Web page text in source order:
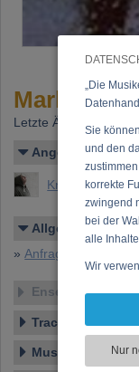
„Die
Sie
und den
korrekte
zwingend
bei der
alle
Wir
zu
Nur
Marlene
Letzte Änderung:
Angelegt von
Knoll,
Allgemeines
»Anfrage zu dieser
Ensemble
Tracklist
Musikstil